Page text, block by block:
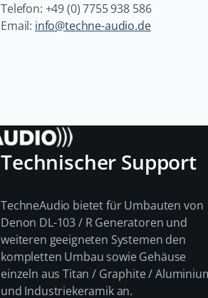
Telefon: +49 (0) 7755 938 586
Email: info@techne-audio.de
Technischer Support
TechneAudio bietet für Umbauten von
Denon DL-103 / R Generatoren und
weiteren geeigneten Systemen den
kompletten Umbau sowie Gehäuse
einzeln aus Titan / Graphite /
und Industriekeramik an.